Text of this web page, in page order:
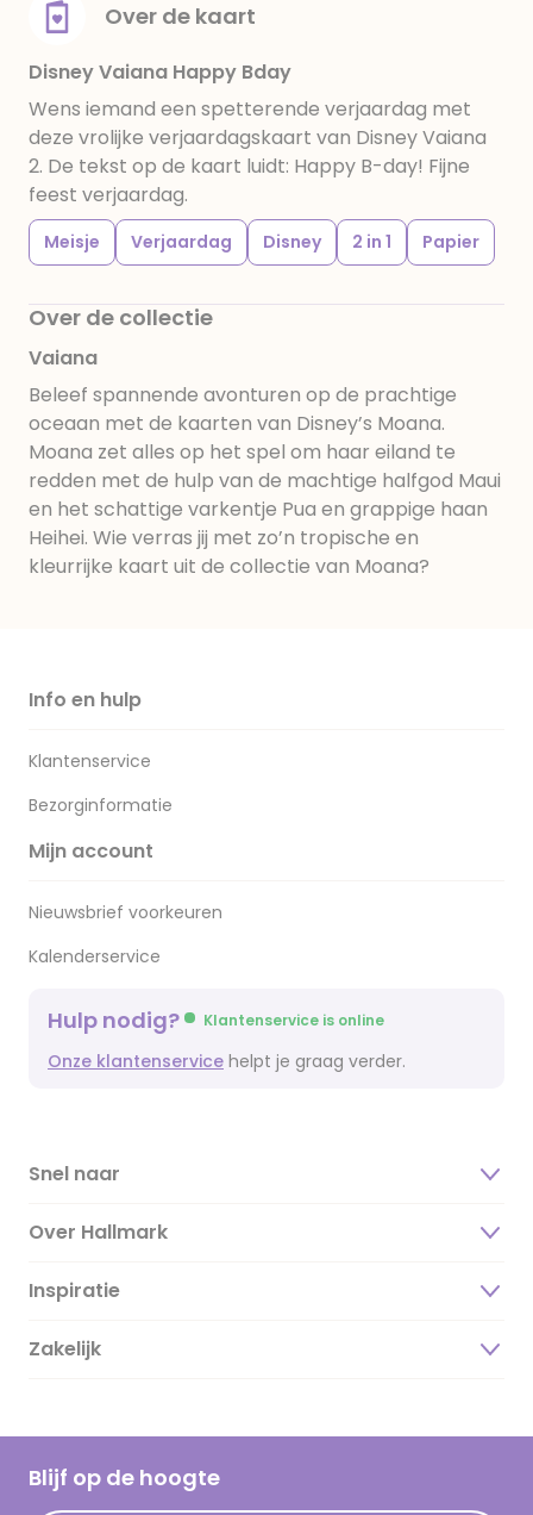
Over de kaart
Disney Vaiana Happy Bday
Wens iemand een spetterende verjaardag met
deze vrolijke verjaardagskaart van Disney Vaiana
2. De tekst op de kaart luidt: Happy B-day! Fijne
feest verjaardag.
Meisje Verjaardag Disney 2 in 1 Papier
Over de collectie
Vaiana
Beleef spannende avonturen op de prachtige
oceaan met de kaarten van Disney’s Moana.
Moana zet alles op het spel om haar eiland te
redden met de hulp van de machtige halfgod Maui
en het schattige varkentje Pua en grappige haan
Heihei. Wie verras jij met zo’n tropische en
kleurrijke kaart uit de collectie van Moana?
Info en hulp
Klantenservice
Bezorginformatie
Mijn account
Nieuwsbrief voorkeuren
Kalenderservice
Hulp nodig? Klantenservice is online
Onze klantenservice helpt je graag verder.
Snel naar
Over Hallmark
Over ons
Duurzaamheid
Hallmark Kaartclub
Inspiratie
Magazine
Cadeau inspiratie
Op kamp gedichten en versjes
Zakelijk
Blijf op de hoogte